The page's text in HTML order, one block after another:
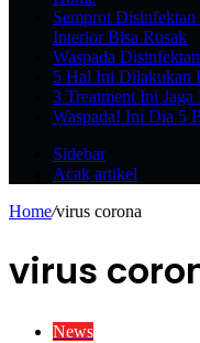
Semprot
Interior Bisa Rusak
Waspada
5 Hal Ini Dilakukan
3 Treatment Ini
Waspada! Ini Dia 5
Sidebar
Acak artikel
Home/virus corona
virus
News